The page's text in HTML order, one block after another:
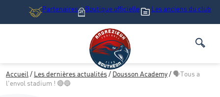
Partenaires Boutique officielle Les anciens du club
Accueil / Les dernières actualités/ Dousson Academy/ 🗣️Tous a
l’envol stadium ! 🔴🔵